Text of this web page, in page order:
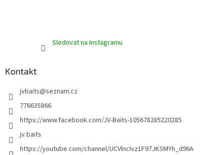
Sledovat na Instagramu
Kontakt
jvbaits@seznam.cz
776635866
https://www.facebook.com/JV-Baits-105678285220285
jv.baits
https://youtube.com/channel/UCVlncIvz1F97JKSMYh_d96A